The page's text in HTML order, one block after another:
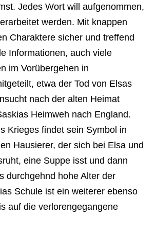
Jedes Wort will aufgenommen,
werden. Mit knappen
Charaktere sicher und treffend
Informationen, auch viele
im Vorübergehen in
etwa der Tod von Elsas
nach der alten Heimat
Heimweh nach England.
Krieges findet sein Symbol in
Hausierer, der sich bei Elsa und
eine Suppe isst und dann
durchgehnd hohe Alter der
Schule ist ein weiterer ebenso
auf die verlorengegangene